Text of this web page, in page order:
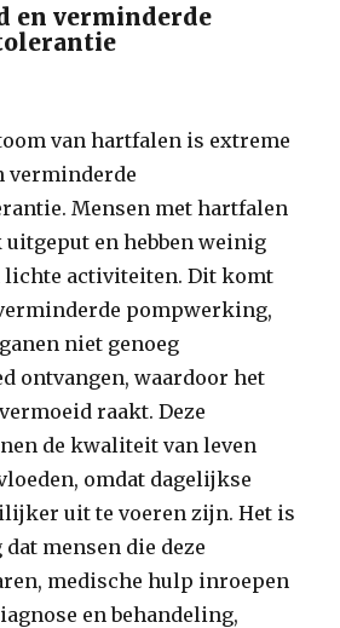
en verminderde
van hartfalen is extreme
verminderde
Mensen met hartfalen
uitgeput en hebben weinig
lichte activiteiten. Dit komt
pompwerking,
niet genoeg
ontvangen, waardoor het
raakt. Deze
de kwaliteit van leven
omdat dagelijkse
uit te voeren zijn. Het is
mensen die deze
medische hulp inroepen
en behandeling,